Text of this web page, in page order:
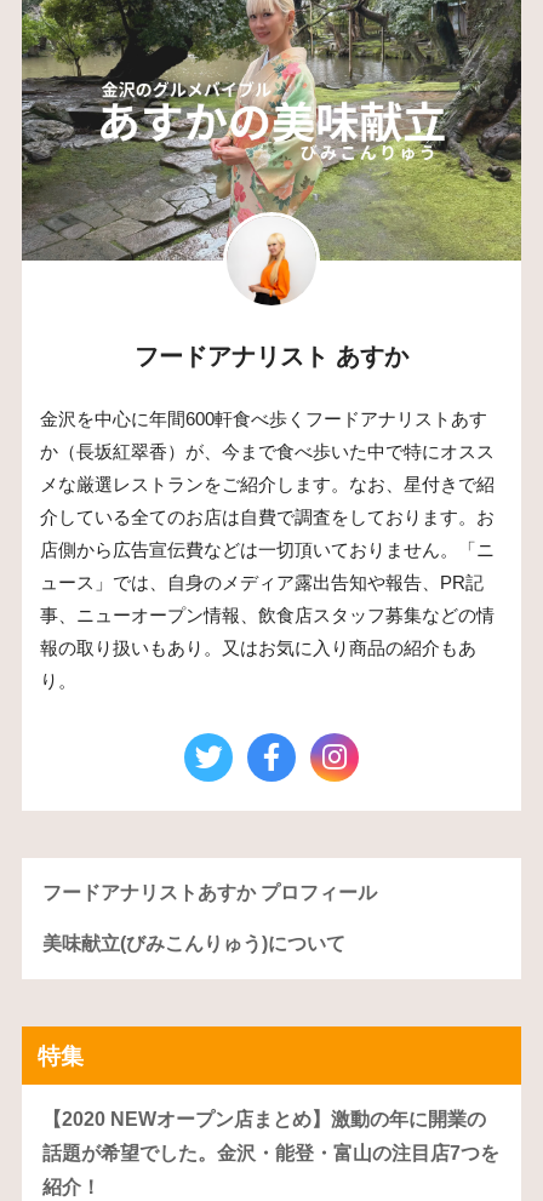
フードアナリスト あすか
金沢を中心に年間600軒食べ歩くフードアナリストあす
か（長坂紅翠香）が、今まで食べ歩いた中で特にオスス
メな厳選レストランをご紹介します。なお、星付きで紹
介している全てのお店は自費で調査をしております。お
店側から広告宣伝費などは一切頂いておりません。「ニ
ュース」では、自身のメディア露出告知や報告、PR記
事、ニューオープン情報、飲食店スタッフ募集などの情
報の取り扱いもあり。又はお気に入り商品の紹介もあ
り。
フードアナリストあすか プロフィール
美味献立(びみこんりゅう)について
特集
【2020 NEWオープン店まとめ】激動の年に開業の
話題が希望でした。金沢・能登・富山の注目店7つを
紹介！